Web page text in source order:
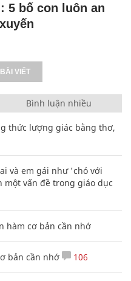
5 bố con luôn an
VIẾT
Bình luận nhiều
thức lượng giác bằng thơ,
và em gái như 'chó với
vấn đề trong giáo dục
hàm cơ bản cần nhớ
bản cần nhớ 106